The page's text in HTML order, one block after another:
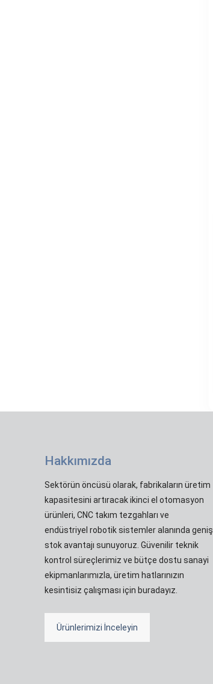
Hakkımızda
Sektörün öncüsü olarak, fabrikaların üretim
kapasitesini artıracak ikinci el otomasyon
ürünleri, CNC takım tezgahları ve
endüstriyel robotik sistemler alanında geniş
stok avantajı sunuyoruz. Güvenilir teknik
kontrol süreçlerimiz ve bütçe dostu sanayi
ekipmanlarımızla, üretim hatlarınızın
kesintisiz çalışması için buradayız.
Ürünlerimizi İnceleyin